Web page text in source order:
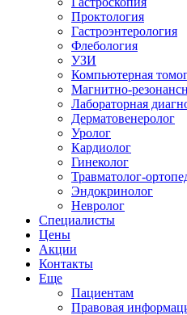
Проктология
Гастроэнтерология
Флебология
УЗИ
Компьютерная
Магнитно-
Лабораторная
Дерматовенеролог
Уролог
Кардиолог
Гинеколог
Травматолог-
Эндокринолог
Невролог
Специалисты
Цены
Акции
Контакты
Еще
Пациентам
Правовая